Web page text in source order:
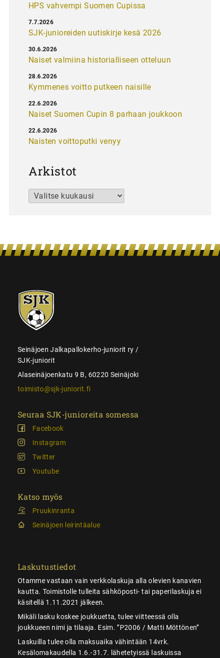
HPS vahvempi Suomen Cupissa
SJK-junioreiden uutiskirje kesä 2026
7.7.2026
Naiset valmiina historialliseen otteluun
30.6.2026
Kymmenes voitto putkeen naisille
28.6.2026
Naiset Suomen Cupin 8 parhaan joukkoon
22.6.2026
Naisten voittoputki venyy
22.6.2026
Arkistot
Arkistot
SJK-
juniorit
Seinäjoen Jalkapallokerho-juniorit ry /
SJK-juniorit
Alaseinäjoenkatu 9 B, 60220 Seinäjoki
toimisto@sjk-juniorit.fi
Seuraa SJK-junioreita somessa
Facebook
Instagram
Twitter
Youtube
Katso myös
Pruukinranta
Seinäjoen leirintäalue
Laskutustiedot
Otamme vastaan vain verkkolaskuja alla olevien kanavien
kautta. Toimistolle tulleita sähköposti- tai paperilaskuja ei
käsitellä 1.11.2021 jälkeen.
Mikäli lasku koskee joukkuetta, tulee viitteessä olla
joukkueen nimi ja tilaaja. Esim. ”P2006 / Matti Möttönen”
Laskuilla tulee olla maksuaika vähintään 14vrk.
Kesälomakaudella 1.6.-31.7. lähetetyissä laskuissa